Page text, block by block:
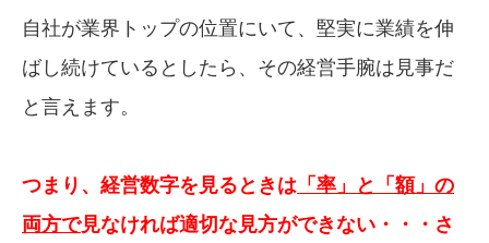
自社が業界トップの位置にいて、堅実に業績を伸
ばし続けているとしたら、その経営手腕は見事だ
と言えます。
つまり、経営数字を見るときは 「率」と「額」の
両方で見なければ適切な見方ができない・・・さ